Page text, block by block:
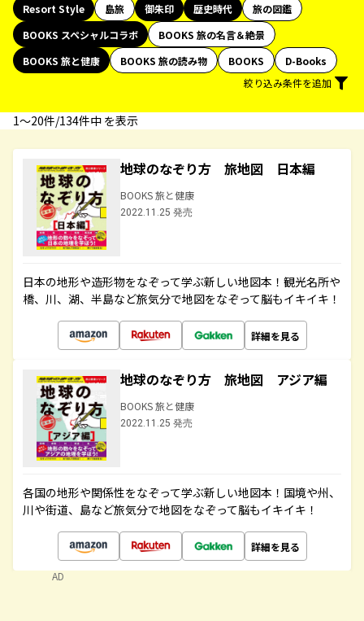
Resort Style
島旅 御朱印 歴史時代
旅の図鑑
BOOKS スペシャルコラボ
BOOKS 旅の名言＆絶景
BOOKS 旅と健康
BOOKS 旅の読み物 BOOKS
D-Books
絞り込み条件を追加
1〜20件/134件中 を表示
地球のなぞり方 旅地図 日本編
BOOKS 旅と健康
2022.11.25 発売
日本の地形や造形物をなぞって学ぶ新しい地図本！観光名所や
橋、川、湖、半島など旅気分で地図をなぞって脳もイキイキ！
詳細を見る
地球のなぞり方 旅地図 アジア編
BOOKS 旅と健康
2022.11.25 発売
各国の地形や関係性をなぞって学ぶ新しい地図本！国境や州、
川や街道、島など旅気分で地図をなぞって脳もイキイキ！
詳細を見る
AD